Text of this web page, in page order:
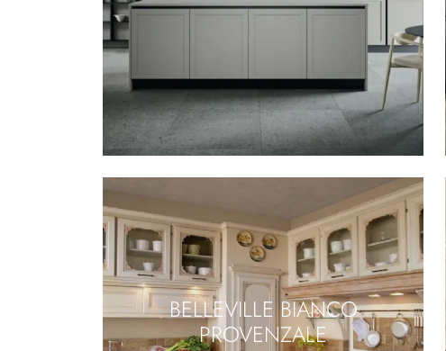
BELLEVILLE BIANCO
PROVENZALE